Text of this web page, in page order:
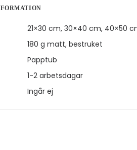
21×30 cm, 30×40 cm, 40×50
180 g matt, bestruket
Papptub
1-2 arbetsdagar
Ingår ej